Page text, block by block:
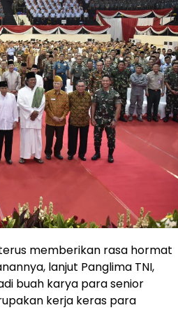
memberikan rasa hormat
lanjut Panglima TNI,
buah karya para senior
kerja keras para